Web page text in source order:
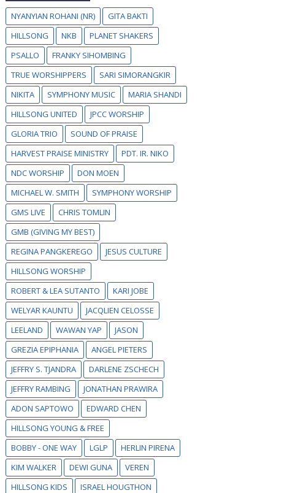
NYANYIAN ROHANI (NR)
GITA BAKTI
HILLSONG
NKB
PLANET SHAKERS
PSALLO
FRANKY SIHOMBING
TRUE WORSHIPPERS
SARI SIMORANGKIR
NIKITA
SYMPHONY MUSIC
MARIA SHANDI
HILLSONG UNITED
JPCC WORSHIP
GLORIA TRIO
SOUND OF PRAISE
HARVEST PRAISE MINISTRY
PDT. IR. NIKO
NDC WORSHIP
DON MOEN
MICHAEL W. SMITH
SYMPHONY WORSHIP
GMS LIVE
CHRIS TOMLIN
GMB (GIVING MY BEST)
REGINA PANGKEREGO
JESUS CULTURE
HILLSONG WORSHIP
ROBERT & LEA SUTANTO
KARI JOBE
WELYAR KAUNTU
JACQLIEN CELOSSE
LEELAND
WAWAN YAP
JASON
GREZIA EPIPHANIA
ANGEL PIETERS
JEFFRY S. TJANDRA
DARLENE ZSCHECH
JEFFRY RAMBING
JONATHAN PRAWIRA
ADON SAPTOWO
EDWARD CHEN
HILLSONG YOUNG & FREE
BOBBY - ONE WAY
LGLP
HERLIN PIRENA
KIM WALKER
DEWI GUNA
VEREN
HILLSONG KIDS
ISRAEL HOUGTHON